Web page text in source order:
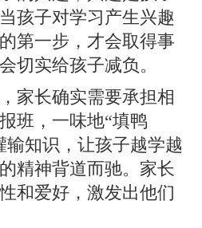
孩子对学习产生兴趣
第一步，才会取得事
切实给孩子减负。
长确实需要承担相
班，一味地“填鸭
输知识，让孩子越学越
精神背道而驰。家长
和爱好，激发出他们